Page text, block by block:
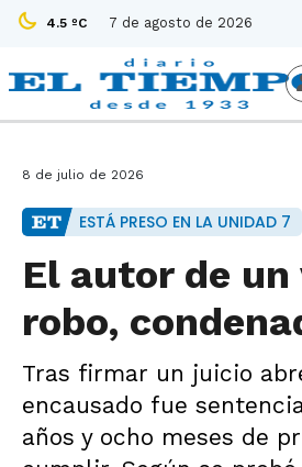
4.5 ºC 7 de agosto de 2026
8 de julio de 2026
ESTÁ PRESO EN LA UNIDAD 7
El autor de
robo,
Tras firmar un juicio
encausado fue
años y ocho meses de